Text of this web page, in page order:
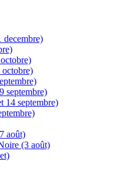
decembre)
septembre)
14 septembre)
août)
(3 août)